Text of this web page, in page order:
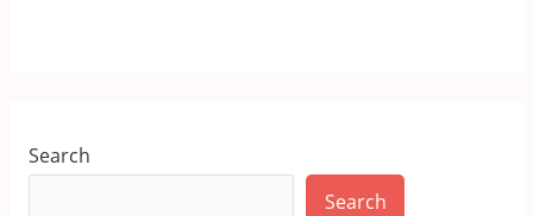
Search
Search